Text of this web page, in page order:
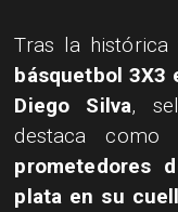
Tras la histórica
básquetbol 3X3
Diego Silva,
destaca
prometedores
plata en su